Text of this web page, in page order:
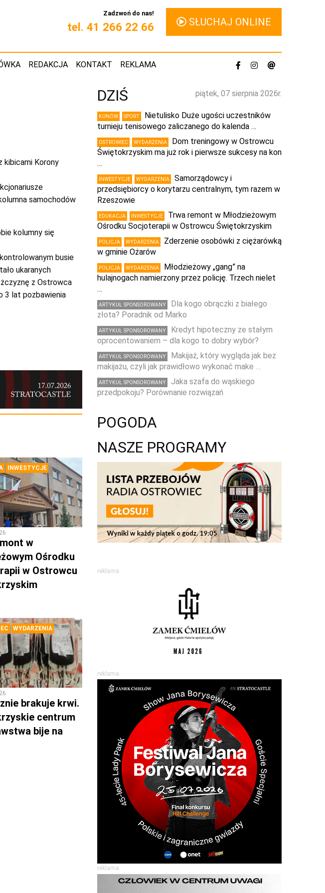
Zadzwoń do nas!
tel. 41 266 22 66 SŁUCHAJ ONLINE
REDAKCJA KONTAKT REKLAMA
kibicami Korony
samochodów
kolumny się
busie
ukaranych
z Ostrowca
3 lat pozbawienia
INWESTYCJE
w
Ośrodku
w Ostrowcu
WYDARZENIA
brakuje krwi.
centrum
bije na
piątek, 07 sierpnia 2026r.
DZIŚ
KUNÓW SPORT
Nietulisko Duże ugości uczestników
turnieju tenisowego zaliczanego do kalenda …
OSTROWIEC WYDARZENIA
Dom treningowy w Ostrowcu
Świętokrzyskim ma już rok i pierwsze sukcesy na kon
…
INWESTYCJE WYDARZENIA
Samorządowcy i
przedsiębiorcy o korytarzu centralnym, tym razem w
Rzeszowie
EDUKACJA INWESTYCJE
Trwa remont w Młodzieżowym
Ośrodku Socjoterapii w Ostrowcu Świętokrzyskim
POLICJA WYDARZENIA
Zderzenie osobówki z ciężarówką
w gminie Ożarów
POLICJA WYDARZENIA
Młodzieżowy „gang” na
hulajnogach namierzony przez policję. Trzech nielet
…
ARTYKUŁ SPONSOROWANY
Dla kogo obrączki z białego
złota? Poradnik od Marko
ARTYKUŁ SPONSOROWANY
Kredyt hipoteczny ze stałym
oprocentowaniem – dla kogo to dobry wybór?
ARTYKUŁ SPONSOROWANY
Makijaż, który wygląda jak bez
makijażu, czyli jak prawidłowo wykonać make …
ARTYKUŁ SPONSOROWANY
Jaka szafa do wąskiego
przedpokoju? Porównanie rozwiązań
POGODA
NASZE PROGRAMY
reklama
reklama
reklama